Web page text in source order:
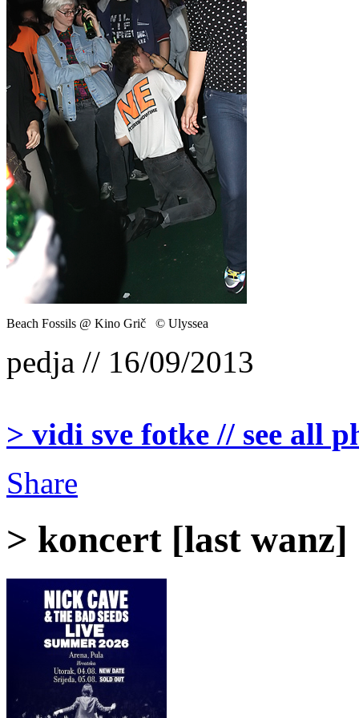
Beach Fossils @ Kino Grič © Ulyssea
pedja // 16/09/2013
> vidi sve fotke // see all
Share
> koncert [last wanz]